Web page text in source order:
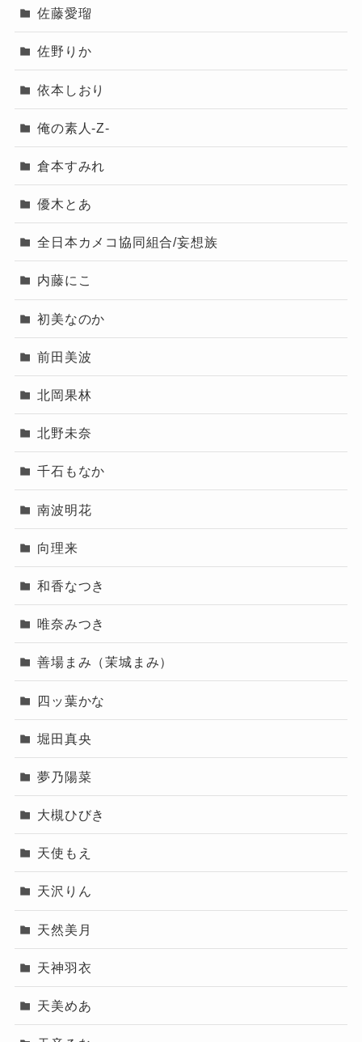
佐藤愛瑠
佐野りか
依本しおり
俺の素人-Z-
倉本すみれ
優木とあ
全日本カメコ協同組合/妄想族
内藤にこ
初美なのか
前田美波
北岡果林
北野未奈
千石もなか
南波明花
向理来
和香なつき
唯奈みつき
善場まみ（茉城まみ）
四ッ葉かな
堀田真央
夢乃陽菜
大槻ひびき
天使もえ
天沢りん
天然美月
天神羽衣
天美めあ